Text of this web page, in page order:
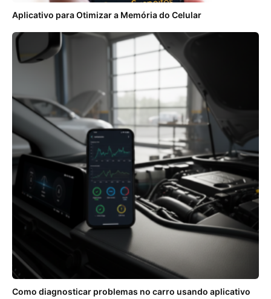
Aplicativo para Otimizar a Memória do Celular
Como diagnosticar problemas no carro usando aplicativo